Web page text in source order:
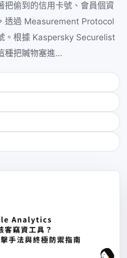
把偷到的信用卡號、會員個資
透過 Measurement Protocol
。根據 Kaspersky Securelist
種把贓物塞進…